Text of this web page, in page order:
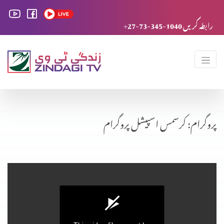
+27-73-345-1040 رابطہ کریں
پروگرام: کرسمس اسپیشل پروگرام